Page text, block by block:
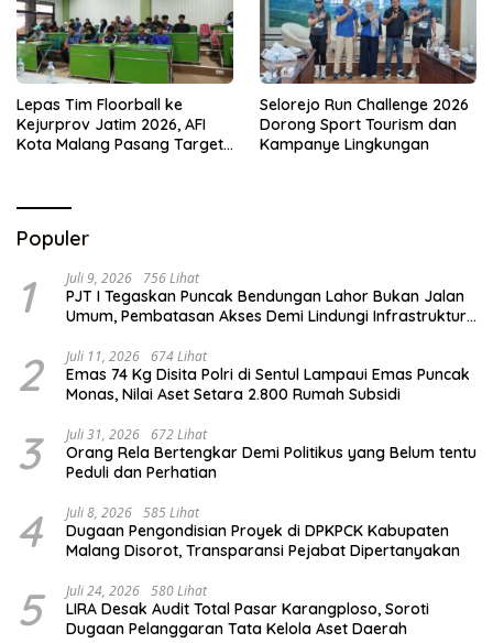
Lepas Tim Floorball ke
Kejurprov Jatim 2026, AFI
Kota Malang Pasang Target
Selorejo Run Challenge 2026
Dorong Sport Tourism dan
Kampanye Lingkungan
Populer
1 Juli 9, 2026 756 Lihat
PJT I Tegaskan Puncak Bendungan Lahor Bukan Jalan
Umum, Pembatasan Akses Demi Lindungi Infrastruktur
2 Juli 11, 2026 674 Lihat
Emas 74 Kg Disita Polri di Sentul Lampaui Emas Puncak
Monas, Nilai Aset Setara 2.800 Rumah Subsidi
3 Juli 31, 2026 672 Lihat
Orang Rela Bertengkar Demi Politikus yang Belum tentu
Peduli dan Perhatian
4 Juli 8, 2026 585 Lihat
Dugaan Pengondisian Proyek di DPKPCK Kabupaten
Malang Disorot, Transparansi Pejabat Dipertanyakan
5 Juli 24, 2026 580 Lihat
LIRA Desak Audit Total Pasar Karangploso, Soroti
Dugaan Pelanggaran Tata Kelola Aset Daerah